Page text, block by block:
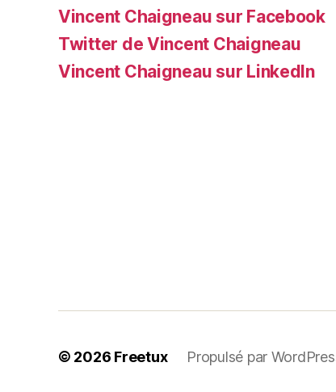
Vincent Chaigneau sur Facebook
Twitter de Vincent Chaigneau
Vincent Chaigneau sur LinkedIn
© 2026 Freetux Propulsé par